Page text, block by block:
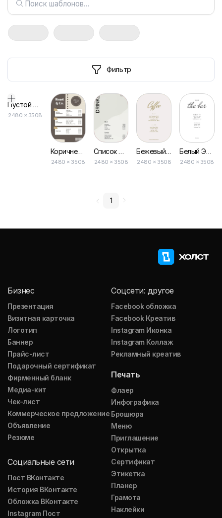
Фильтр
Пустой дизайн-макет
2480 × 3508
Коричневый Бежевый Заметка Кофе Магазин Меню
2480 × 3508
Список Цен Меню Кафе-ресторана Серое Базовое и Специальное Кофе
2480 × 3508
Бежевый и Золотой Элегантные Напитки Ресторан Меню Кофе
2480 × 3508
Белый Элегантный Простой Ресторан Кафе Бар Меню
2480 × 3508
1
Бизнес
Презентация
Визитная карточка
Логотип
Баннер
Прайс-лист
Подарочный сертификат
Фирменный бланк
Медиа-кит
Чек-лист
Коммерческое предложение
Объявление
Резюме
Социальные сети
Пост ВКонтакте
История ВКонтакте
Обложка ВКонтакте
Instagram Пост
Соцсети: другое
Facebook обложка
Facebook Креатив
Instagram Иконка
Instagram Коллаж
Рекламный креатив
Печать
Флаер
Инфографика
Брошюра
Меню
Приглашение
Открытка
Сертификат
Этикетка
Планер
Грамота
Наклейки